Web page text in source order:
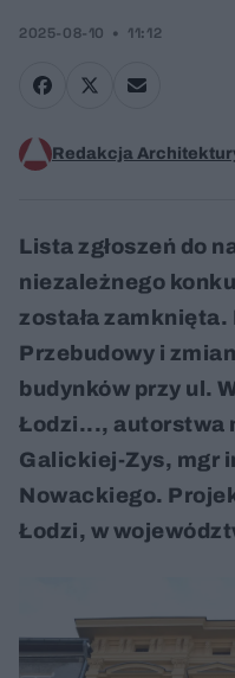
2025-08-10 11:12
Redakcja
Lista zgłoszeń do
niezależnego
została zamknięta.
Przebudowy i
budynków przy ul.
Łodzi..., autorstwa
Galickiej-Zys, mgr
Nowackiego.
Łodzi, w